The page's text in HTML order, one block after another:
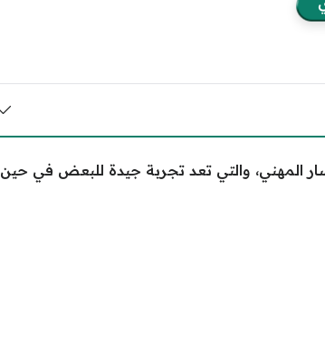
المهني، والتي تعد تجربة جيدة للبعض في حين